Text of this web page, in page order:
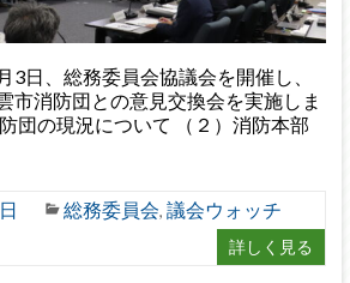
3日、総務委員会協議会を開催し、
市消防団との意見交換会を実施しま
団の現況について （２）消防本部
総務委員会, 議会ウォッチ
詳しく見る